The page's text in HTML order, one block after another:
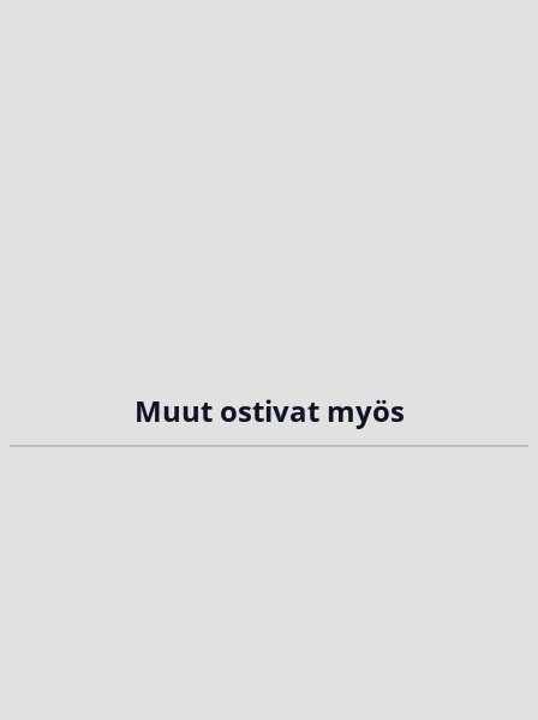
Muut ostivat myös